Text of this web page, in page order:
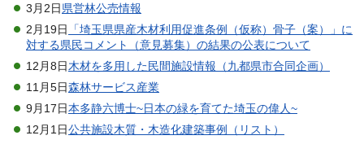
3月2日県営林公売情報
2月19日
「埼玉県県産木材利用促進条例（仮称）骨子（案）」に
対する県民コメント（意見募集）の結果の公表について
12月8日木材を多用した民間施設情報（九都県市合同企画）
11月5日森林サービス産業
9月17日本多静六博士~日本の緑を育てた埼玉の偉人~
12月1日公共施設木質・木造化建築事例（リスト）